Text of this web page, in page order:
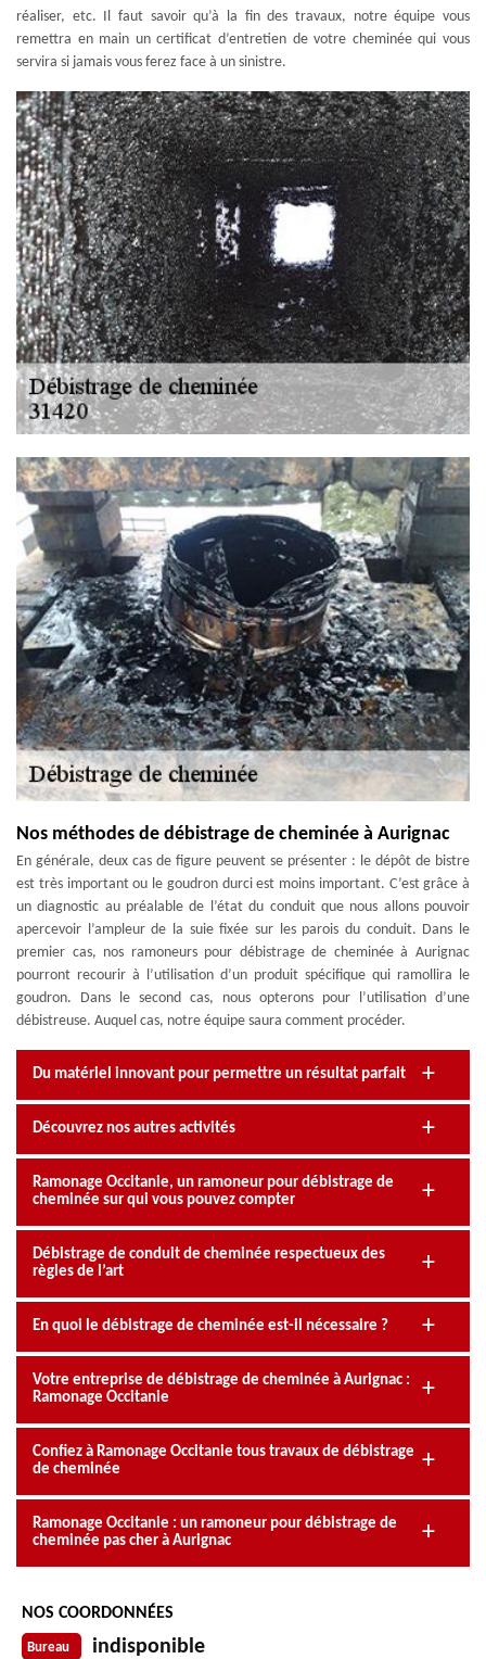
réaliser, etc. Il faut savoir qu’à la fin des travaux, notre équipe vous
remettra en main un certificat d’entretien de votre cheminée qui vous
servira si jamais vous ferez face à un sinistre.
Nos méthodes de débistrage de cheminée à Aurignac
En générale, deux cas de figure peuvent se présenter : le dépôt de bistre
est très important ou le goudron durci est moins important. C’est grâce à
un diagnostic au préalable de l’état du conduit que nous allons pouvoir
apercevoir l’ampleur de la suie fixée sur les parois du conduit. Dans le
premier cas, nos ramoneurs pour débistrage de cheminée à Aurignac
pourront recourir à l’utilisation d’un produit spécifique qui ramollira le
goudron. Dans le second cas, nous opterons pour l’utilisation d’une
débistreuse. Auquel cas, notre équipe saura comment procéder.
Du matériel innovant pour permettre un résultat parfait
Découvrez nos autres activités
Ramonage Occitanie, un ramoneur pour débistrage de
cheminée sur qui vous pouvez compter
Débistrage de conduit de cheminée respectueux des
règles de l’art
En quoi le débistrage de cheminée est-il nécessaire ?
Votre entreprise de débistrage de cheminée à Aurignac :
Ramonage Occitanie
Confiez à Ramonage Occitanie tous travaux de débistrage
de cheminée
Ramonage Occitanie : un ramoneur pour débistrage de
cheminée pas cher à Aurignac
NOS COORDONNÉES
Bureau indisponible